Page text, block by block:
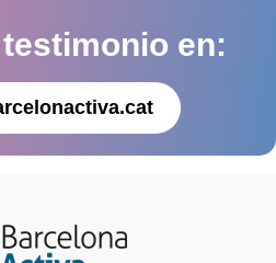
testimonio en: